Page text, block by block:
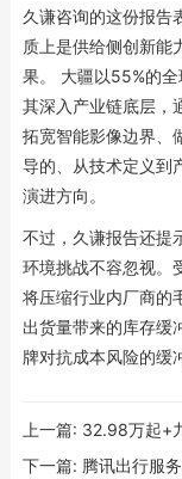
久谦咨询的这份报告
质上是供给侧创新能
果。 大疆以55%的
其深入产业链底层，
拓宽智能影像边界、
导的、从技术定义到
演进方向。
不过，久谦报告还提
环境挑战不容忽视。
将压缩行业内厂商的
出货量带来的库存缓
牌对抗成本风险的缓
上一篇: 32.98万起+
下一篇: 腾讯出行服